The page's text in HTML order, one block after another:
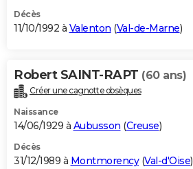
Décès
11/10/1992 à Valenton (Val-de-Marne)
Robert SAINT-RAPT (60 ans)
Créer une cagnotte obsèques
Naissance
14/06/1929 à Aubusson (Creuse)
Décès
31/12/1989 à Montmorency(Val-d'Oise)